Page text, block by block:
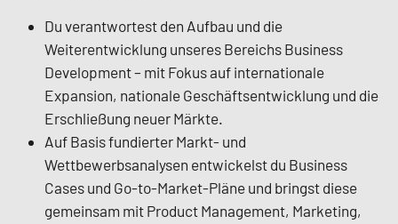
Du verantwortest den Aufbau und die
Weiterentwicklung unseres Bereichs Business
Development – mit Fokus auf internationale
Expansion, nationale Geschäftsentwicklung und die
Erschließung neuer Märkte.
Auf Basis fundierter Markt- und
Wettbewerbsanalysen entwickelst du Business
Cases und Go-to-Market-Pläne und bringst diese
gemeinsam mit Product Management, Marketing,